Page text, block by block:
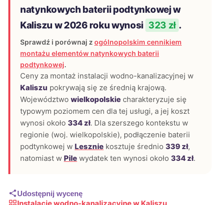
natynkowych baterii podtynkowej w
Kaliszu w 2026 roku wynosi 323 zł .
Sprawdź i porównaj z ogólnopolskim cennikiem
montażu elementów natynkowych baterii
podtynkowej.
Ceny za montaż instalacji wodno-kanalizacyjnej w
Kaliszu pokrywają się ze średnią krajową.
Województwo wielkopolskie charakteryzuje się
typowym poziomem cen dla tej usługi, a jej koszt
wynosi około 334 zł. Dla szerszego kontekstu w
regionie (woj. wielkopolskie), podłączenie baterii
podtynkowej w Lesznie kosztuje średnio 339 zł,
natomiast w Pile wydatek ten wynosi około 334 zł.
Udostępnij wycenę